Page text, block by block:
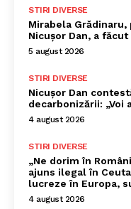
STIRI DIVERSE
Mirabela
Nicușor Dan, a
5 august 2026
STIRI DIVERSE
Nicușor Dan
decarbonizării: „Voi
4 august 2026
STIRI DIVERSE
„Ne dorim în
ajuns ilegal în
lucreze în Europa,
4 august 2026